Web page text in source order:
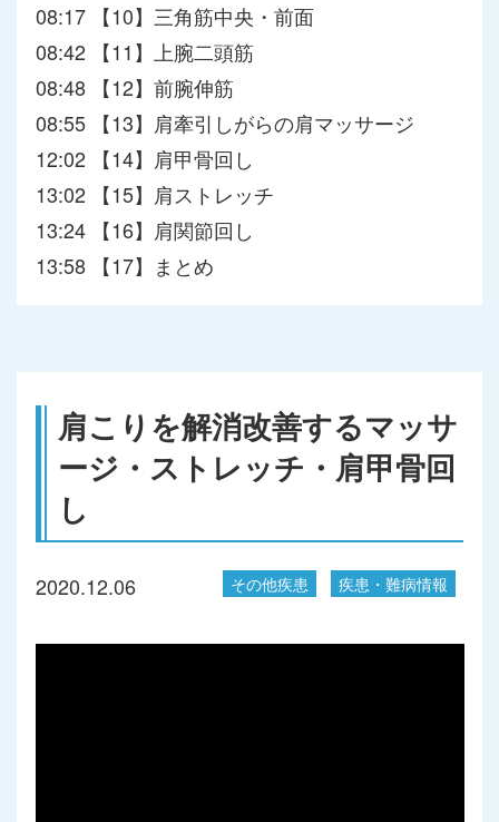
08:17 【10】三角筋中央・前面
08:42 【11】上腕二頭筋
08:48 【12】前腕伸筋
08:55 【13】肩牽引しがらの肩マッサージ
12:02 【14】肩甲骨回し
13:02 【15】肩ストレッチ
13:24 【16】肩関節回し
13:58 【17】まとめ
肩こりを解消改善するマッサ
ージ・ストレッチ・肩甲骨回
し
2020.12.06 その他疾患 疾患・難病情報